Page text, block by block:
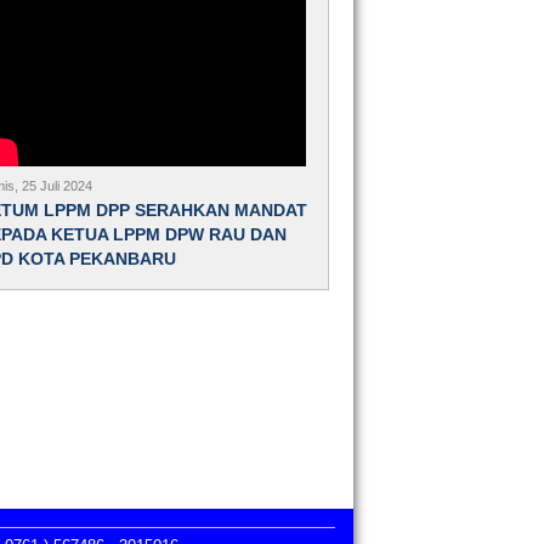
25 Juli 2024
LPPM DPP SERAHKAN MANDAT
KETUA LPPM DPW RAU DAN
KOTA PEKANBARU